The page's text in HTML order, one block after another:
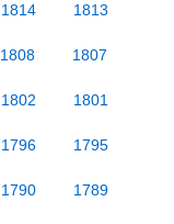
1814 1813
1808 1807
1802 1801
1796 1795
1790 1789